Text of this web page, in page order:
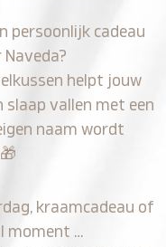
persoonlijk cadeau
helpt jouw
slaap vallen met een
naam wordt
🎁
kraamcadeau of
moment …